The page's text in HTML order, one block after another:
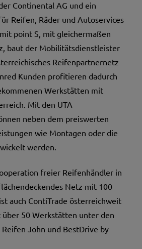
Continental AG und ein
Reifen, Räder und Autoservices
point S, mit gleichermaßen
baut der Mobilitätsdienstleister
Reifenpartnernetz
Kunden profitieren dadurch
Werkstätten mit
Mit den UTA
neben dem preiswerten
wie Montagen oder die
werden.
freier Reifenhändler in
Netz mit 100
auch ContiTrade österreichweit
50 Werkstätten unter den
John und BestDrive by